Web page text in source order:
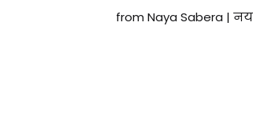
from Naya Sabera |